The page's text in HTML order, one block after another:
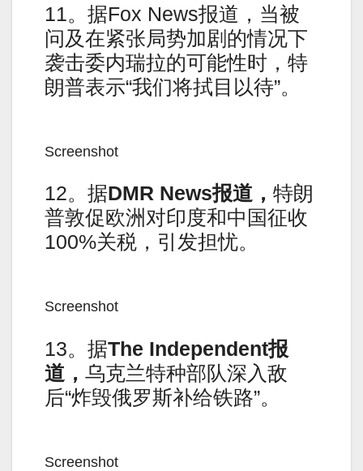
11。据Fox News报道，当被
问及在紧张局势加剧的情况下
袭击委内瑞拉的可能性时，特
朗普表示“我们将拭目以待”。
Screenshot
12。据DMR News报道， 特朗
普敦促欧洲对印度和中国征收
100%关税，引发担忧。
Screenshot
13。据The Independent报
道， 乌克兰特种部队深入敌
后“炸毁俄罗斯补给铁路”。
Screenshot